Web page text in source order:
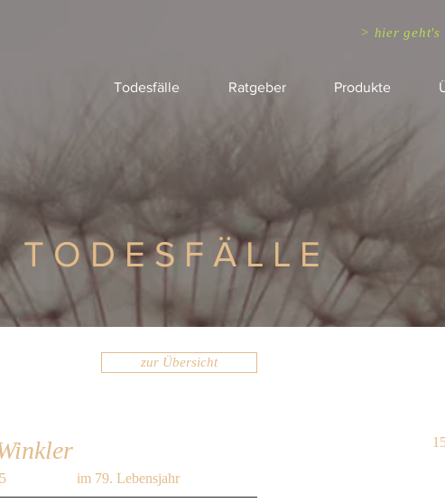
> hier geht's
Todesfälle Ratgeber Produkte
TODESFÄLLE
zur Übersicht
im 79. Lebensjahr